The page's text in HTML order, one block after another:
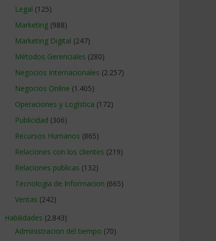
Legal (125)
Marketing (988)
Marketing Digital (247)
Métodos Gerenciales (280)
Negocios Internacionales (2.257)
Negocios Online (1.405)
Operaciones y Logística (172)
Publicidad (306)
Recursos Humanos (865)
Relaciones con los clientes (219)
Relaciones publicas (132)
Tecnologia de Informacion (665)
Ventas (242)
Habilidades (2.843)
Administracion del tiempo (70)